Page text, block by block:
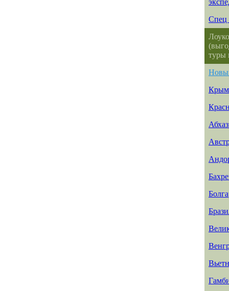
Спец
туры
Крым